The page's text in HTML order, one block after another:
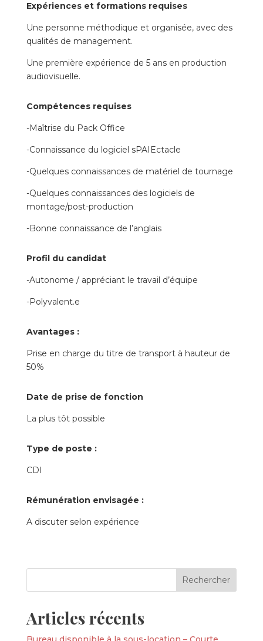
Expériences et formations requises
Une personne méthodique et organisée, avec des
qualités de management.
Une première expérience de 5 ans en production
audiovisuelle.
Compétences requises
-Maîtrise du Pack Office
-Connaissance du logiciel sPAIEctacle
-Quelques connaissances de matériel de tournage
-Quelques connaissances des logiciels de
montage/post-production
-Bonne connaissance de l’anglais
Profil du candidat
-Autonome / appréciant le travail d’équipe
-Polyvalent.e
Avantages :
Prise en charge du titre de transport à hauteur de
50%
Date de prise de fonction
La plus tôt possible
Type de poste :
CDI
Rémunération envisagée :
A discuter selon expérience
Articles récents